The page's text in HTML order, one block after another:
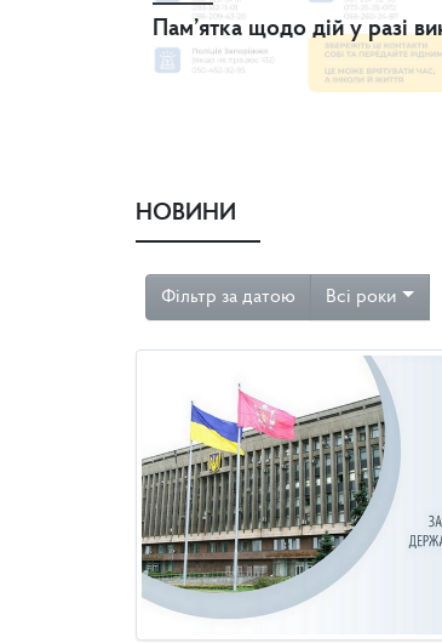
Пам’ятка щодо дій у разі
НОВИНИ
Фільтр за датою Всі роки